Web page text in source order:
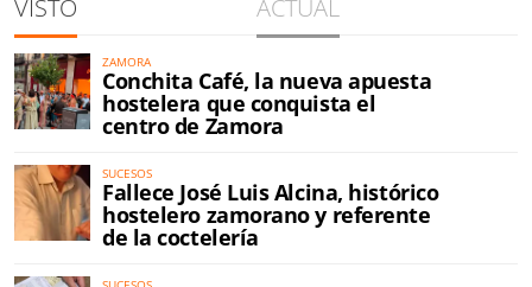
VISTO ACTUAL
ZAMORA
Conchita Café, la nueva apuesta
hostelera que conquista el
centro de Zamora
SUCESOS
Fallece José Luis Alcina, histórico
hostelero zamorano y referente
de la coctelería